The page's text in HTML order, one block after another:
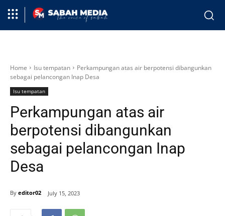
Home Isu tempatan
Perkampungan atas air berpotensi dibangunkan
sebagai pelancongan Inap Desa
Isu tempatan
Perkampungan atas air
berpotensi dibangunkan
sebagai pelancongan Inap
Desa
By editor02 July 15, 2023